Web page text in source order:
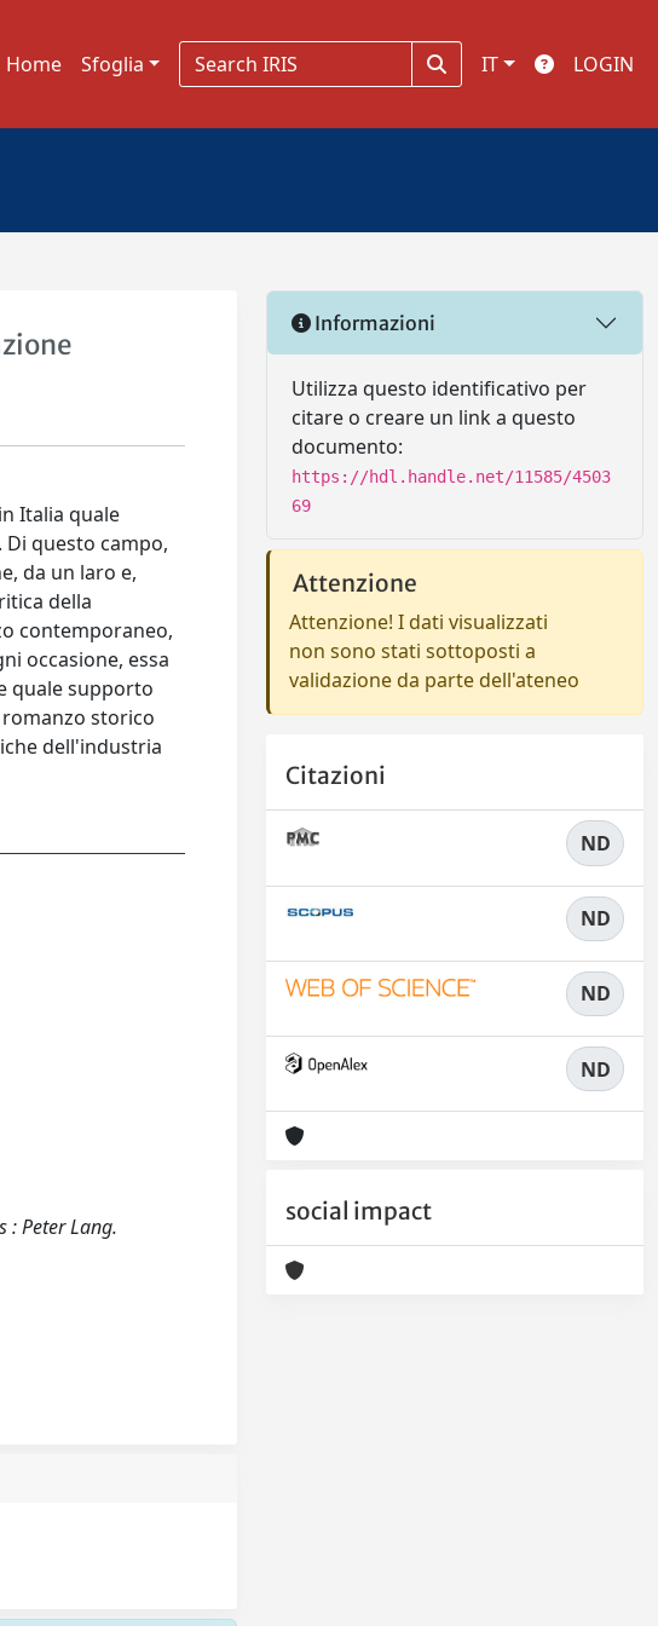
Home Sfoglia IT LOGIN
Italia quale
questo campo,
da un laro e,
della
contemporaneo,
occasione, essa
quale supporto
storico
dell'industria
: Peter Lang.
Informazioni
Utilizza questo identificativo per
citare o creare un link a questo
documento:
https://hdl.handle.net/11585/4503
69
Attenzione
Attenzione! I dati visualizzati
non sono stati sottoposti a
validazione da parte dell'ateneo
Citazioni
ND
ND
ND
ND
social impact